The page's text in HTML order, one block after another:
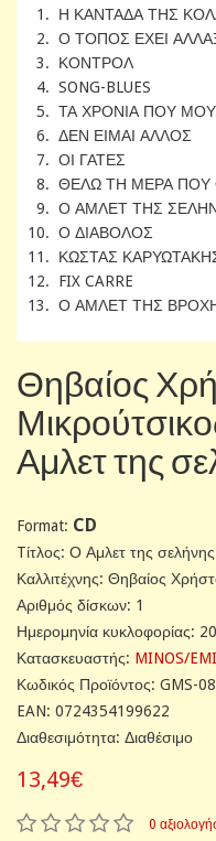
1. Η ΚΑΝΤΑΔΑ ΤΗΣ
2. Ο ΤΟΠΟΣ ΕΧΕΙ
3. ΚΟΝΤΡΟΛ
4. SONG-BLUES
5. ΤΑ ΧΡΟΝΙΑ ΠΟΥ
6. ΔΕΝ ΕΙΜΑΙ ΑΛΛΟΣ
7. ΟΙ ΓΑΤΕΣ
8. ΘΕΛΩ ΤΗ ΜΕΡΑ ΠΟΥ
9. Ο ΑΜΛΕΤ ΤΗΣ
10. Ο ΔΙΑΒΟΛΟΣ
11. ΚΩΣΤΑΣ
12. FIX CARRE
13. Ο ΑΜΛΕΤ ΤΗΣ
Θηβαίος
Αμλετ της
Format: CD
Tίτλος: Ο Αμλετ της σελήνης
Καλλιτέχνης: Θηβαίος
Αριθμός δίσκων: 1
Ημερομηνία κυκλοφορίας:
Κατασκευαστής: MINOS/EMI
Κωδικός Προϊόντος: GMS-
EAN: 0724354199622
Διαθεσιμότητα: Διαθέσιμο
13,49€
0